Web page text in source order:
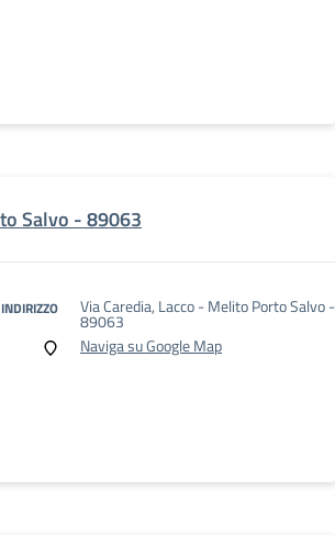
Salvo - 89063
INDIRIZZO Via Caredia, Lacco - Melito Porto Salvo -
89063
Naviga su Google Map